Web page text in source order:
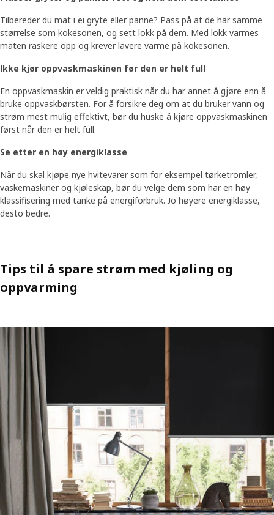
Tilbereder du mat i ei gryte eller panne? Pass på at de har samme
størrelse som kokesonen, og sett lokk på dem. Med lokk varmes
maten raskere opp og krever lavere varme på kokesonen.
Ikke kjør oppvaskmaskinen før den er helt full
En oppvaskmaskin er veldig praktisk når du har annet å gjøre enn å
bruke oppvaskbørsten. For å forsikre deg om at du bruker vann og
strøm mest mulig effektivt, bør du huske å kjøre oppvaskmaskinen
først når den er helt full.
Se etter en høy energiklasse
Når du skal kjøpe nye hvitevarer som for eksempel tørketromler,
vaskemaskiner og kjøleskap, bør du velge dem som har en høy
klassifisering med tanke på energiforbruk. Jo høyere energiklasse,
desto bedre.
Tips til å spare strøm med kjøling og
oppvarming